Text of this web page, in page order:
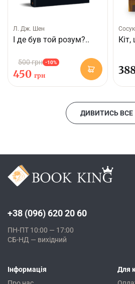
Л. Дж. Шен
І де був той розум?..
500 грн -10%
450 грн
ДИВИТИСЬ ВСЕ
+38 (096) 620 20 60
ПН-ПТ 10:00 — 17:00
СБ-НД — вихідний
Інформація
Для